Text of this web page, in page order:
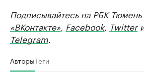
Подписывайтесь на РБК Тюмень
«ВКонтакте» Facebook, Twitter
Telegram
АвторыТеги